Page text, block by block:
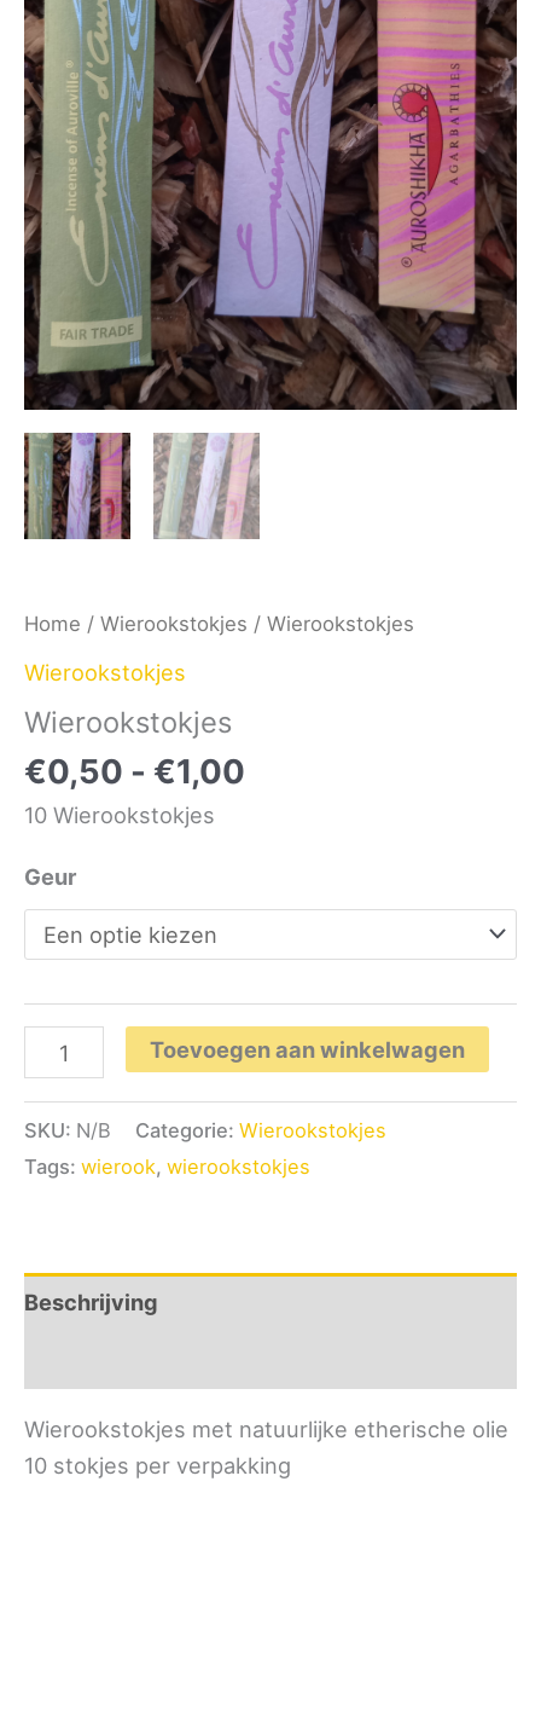
Home / Wierookstokjes / Wierookstokjes
Wierookstokjes
Wierookstokjes
€0,50 - €1,00
10 Wierookstokjes
Geur
Wierookstokjes
aantal
Toevoegen aan winkelwagen
SKU: N/B Categorie: Wierookstokjes
Tags: wierook, wierookstokjes
Beschrijving
Wierookstokjes met natuurlijke etherische olie
10 stokjes per verpakking